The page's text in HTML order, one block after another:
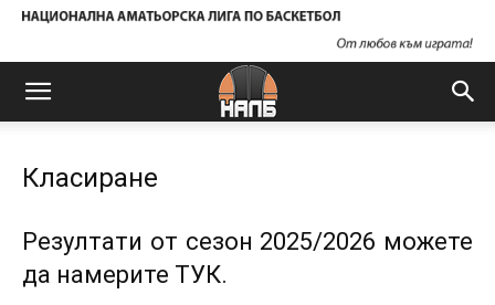
Класиране
Резултати от сезон 2025/2026 можете
да намерите ТУК.